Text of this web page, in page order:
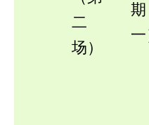
二
场）
期
一